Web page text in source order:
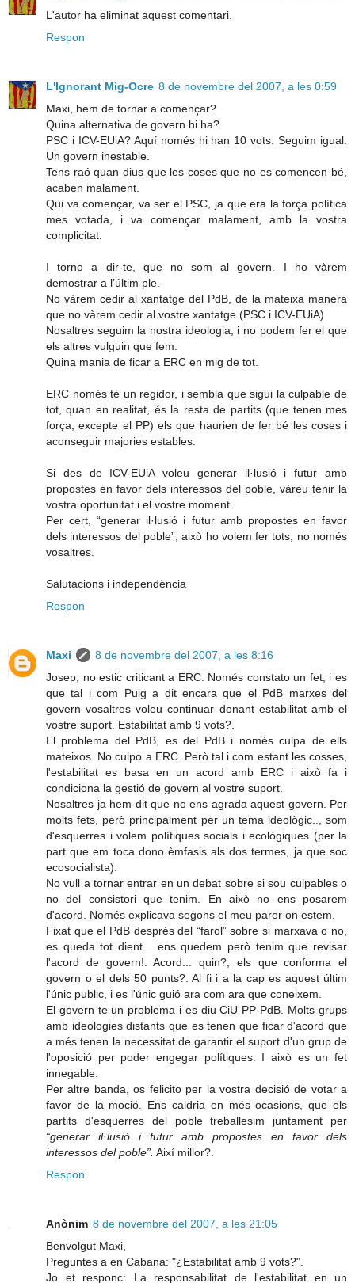
L'autor ha eliminat aquest comentari.
Respon
L'Ignorant Mig-Ocre 8 de novembre del 2007, a les 0:59
Maxi, hem de tornar a començar?
Quina alternativa de govern hi ha?
PSC i ICV-EUiA? Aquí només hi han 10 vots. Seguim igual.
Un govern inestable.
Tens raó quan dius que les coses que no es comencen bé,
acaben malament.
Qui va començar, va ser el PSC, ja que era la força política
mes votada, i va començar malament, amb la vostra
complicitat.
I torno a dir-te, que no som al govern. I ho vàrem
demostrar a l’últim ple.
No vàrem cedir al xantatge del PdB, de la mateixa manera
que no vàrem cedir al vostre xantatge (PSC i ICV-EUiA)
Nosaltres seguim la nostra ideologia, i no podem fer el que
els altres vulguin que fem.
Quina mania de ficar a ERC en mig de tot.
ERC només té un regidor, i sembla que sigui la culpable de
tot, quan en realitat, és la resta de partits (que tenen mes
força, excepte el PP) els que haurien de fer bé les coses i
aconseguir majories estables.
Si des de ICV-EUiA voleu generar il·lusió i futur amb
propostes en favor dels interessos del poble, vàreu tenir la
vostra oportunitat i el vostre moment.
Per cert, “generar il·lusió i futur amb propostes en favor
dels interessos del poble”, això ho volem fer tots, no només
vosaltres.
Salutacions i independència
Respon
Maxi
8 de novembre del 2007, a les 8:16
Josep, no estic criticant a ERC. Només constato un fet, i es
que tal i com Puig a dit encara que el PdB marxes del
govern vosaltres voleu continuar donant estabilitat amb el
vostre suport. Estabilitat amb 9 vots?.
El problema del PdB, es del PdB i només culpa de ells
mateixos. No culpo a ERC. Però tal i com estant les cosses,
l'estabilitat es basa en un acord amb ERC i això fa i
condiciona la gestió de govern al vostre suport.
Nosaltres ja hem dit que no ens agrada aquest govern. Per
molts fets, però principalment per un tema ideològic.., som
d'esquerres i volem polítiques socials i ecològiques (per la
part que em toca dono èmfasis als dos termes, ja que soc
ecosocialista).
No vull a tornar entrar en un debat sobre si sou culpables o
no del consistori que tenim. En això no ens posarem
d'acord. Només explicava segons el meu parer on estem.
Fixat que el PdB després del “farol” sobre si marxava o no,
es queda tot dient... ens quedem però tenim que revisar
l'acord de govern!. Acord... quin?, els que conforma el
govern o el dels 50 punts?. Al fi i a la cap es aquest últim
l'únic public, i es l'únic guió ara com ara que coneixem.
El govern te un problema i es diu CiU-PP-PdB. Molts grups
amb ideologies distants que es tenen que ficar d'acord que
a més tenen la necessitat de garantir el suport d'un grup de
l'oposició per poder engegar polítiques. I això es un fet
innegable.
Per altre banda, os felicito per la vostra decisió de votar a
favor de la moció. Ens caldria en més ocasions, que els
partits d'esquerres del poble treballesim juntament per
“generar il·lusió i futur amb propostes en favor dels
interessos del poble”. Així millor?.
Respon
Anònim 8 de novembre del 2007, a les 21:05
Benvolgut Maxi,
Preguntes a en Cabana: "¿Estabilitat amb 9 vots?".
Jo et responc: La responsabilitat de l'estabilitat en un